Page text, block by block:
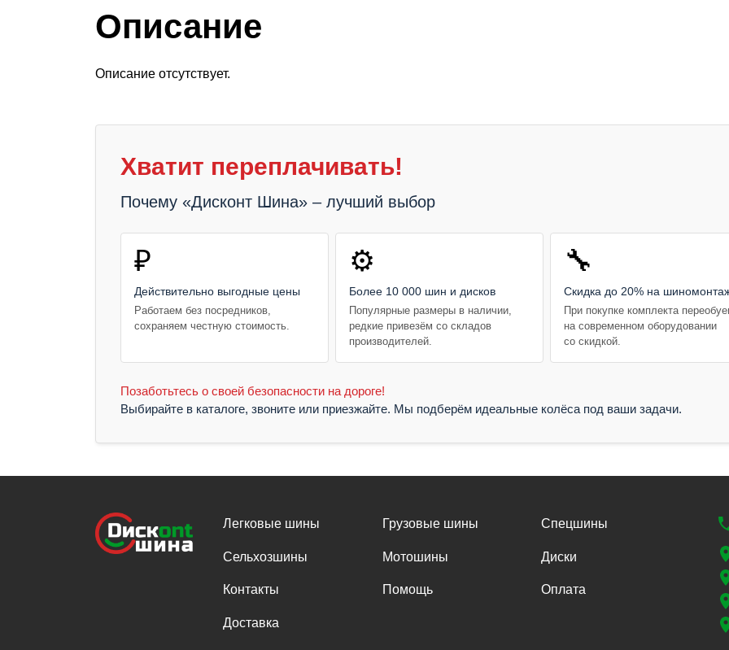
Описание
Описание отсутствует.
Хватит переплачивать!
Почему «Дисконт Шина» – лучший выбор
₽
Действительно выгодные цены
Работаем без посредников,
сохраняем честную стоимость.
⚙️
Более 10 000 шин и дисков
Популярные размеры в наличии,
редкие привезём со складов
производителей.
🔧
Скидка до 20% на
При покупке комплекта
на современном оборудовании
со скидкой.
Позаботьтесь о своей безопасности на дороге!
Выбирайте в каталоге, звоните или приезжайте. Мы подберём идеальные колёса под ваши задачи.
Легковые шины Грузовые шины Спецшины
Сельхозшины Мотошины Диски
Контакты Помощь Оплата
Доставка